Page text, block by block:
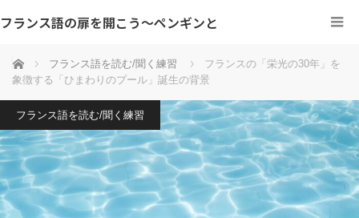
フランス語の扉を開こう～ペンギンと
ホーム フランス語を読む/聞く練習
フランスの「栄光の30年」を
象徴する「ひまわりのプール」誕生の背景
フランス語を読む/聞く練習